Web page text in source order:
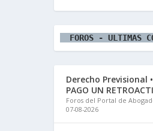
FOROS - ULTIMAS
Derecho Previsional •
PAGO UN
Foros del Portal de
07-08-2026